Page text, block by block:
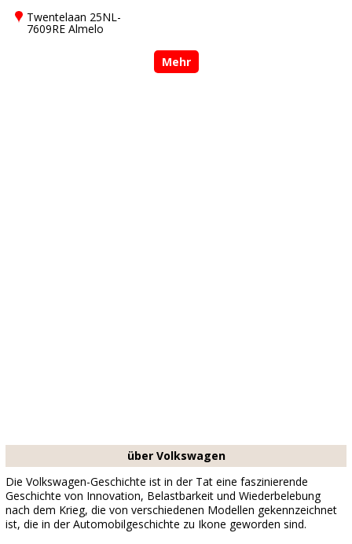
Twentelaan 25NL-
7609RE Almelo
Mehr
über Volkswagen
Die Volkswagen-Geschichte ist in der Tat eine faszinierende
Geschichte von Innovation, Belastbarkeit und Wiederbelebung
nach dem Krieg, die von verschiedenen Modellen gekennzeichnet
ist, die in der Automobilgeschichte zu Ikone geworden sind.